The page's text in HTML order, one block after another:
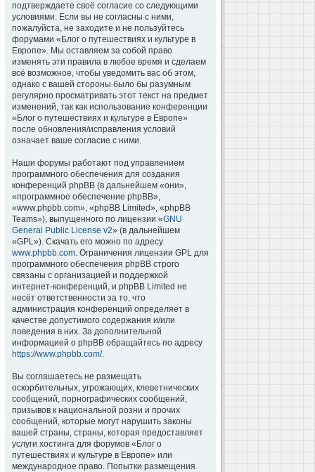
подтверждаете своё согласие со следующими
условиями. Если вы не согласны с ними,
пожалуйста, не заходите и не пользуйтесь
форумами «Блог о путешествиях и культуре в
Европе». Мы оставляем за собой право
изменять эти правила в любое время и сделаем
всё возможное, чтобы уведомить вас об этом,
однако с вашей стороны было бы разумным
регулярно просматривать этот текст на предмет
изменений, так как использование конференции
«Блог о путешествиях и культуре в Европе»
после обновления/исправления условий
означает ваше согласие с ними.
Наши форумы работают под управлением
программного обеспечения для создания
конференций phpBB (в дальнейшем «они»,
«программное обеспечение phpBB»,
«www.phpbb.com», «phpBB Limited», «phpBB
Teams»), выпущенного по лицензии «GNU
General Public License v2» (в дальнейшем
«GPL»). Скачать его можно по адресу
www.phpbb.com. Ограничения лицензии GPL для
программного обеспечения phpBB строго
связаны с организацией и поддержкой
интернет-конференций, и phpBB Limited не
несёт ответственности за то, что
администрация конференций определяет в
качестве допустимого содержания и/или
поведения в них. За дополнительной
информацией о phpBB обращайтесь по адресу
https://www.phpbb.com/.
Вы соглашаетесь не размещать
оскорбительных, угрожающих, клеветнических
сообщений, порнографических сообщений,
призывов к национальной розни и прочих
сообщений, которые могут нарушить законы
вашей страны, страны, которая предоставляет
услуги хостинга для форумов «Блог о
путешествиях и культуре в Европе» или
международное право. Попытки размещения